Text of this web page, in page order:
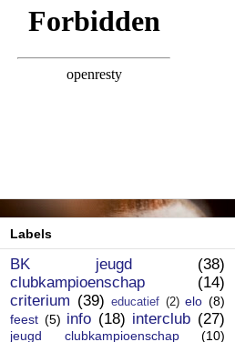
Labels
BK jeugd
(38)
clubkampioenschap
(14)
criterium (39) educatief (2) elo (8)
feest (5) info (18) interclub (27)
jeugd clubkampioenschap (10)